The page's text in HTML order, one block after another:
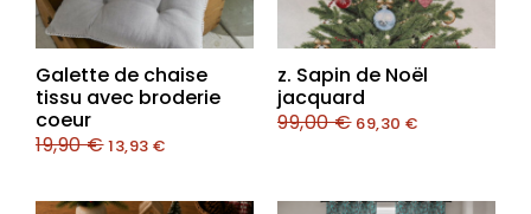
Galette de chaise
tissu avec broderie
coeur
19,90€13,93 €
z. Sapin de Noël
jacquard
99,00€ 69,30 €